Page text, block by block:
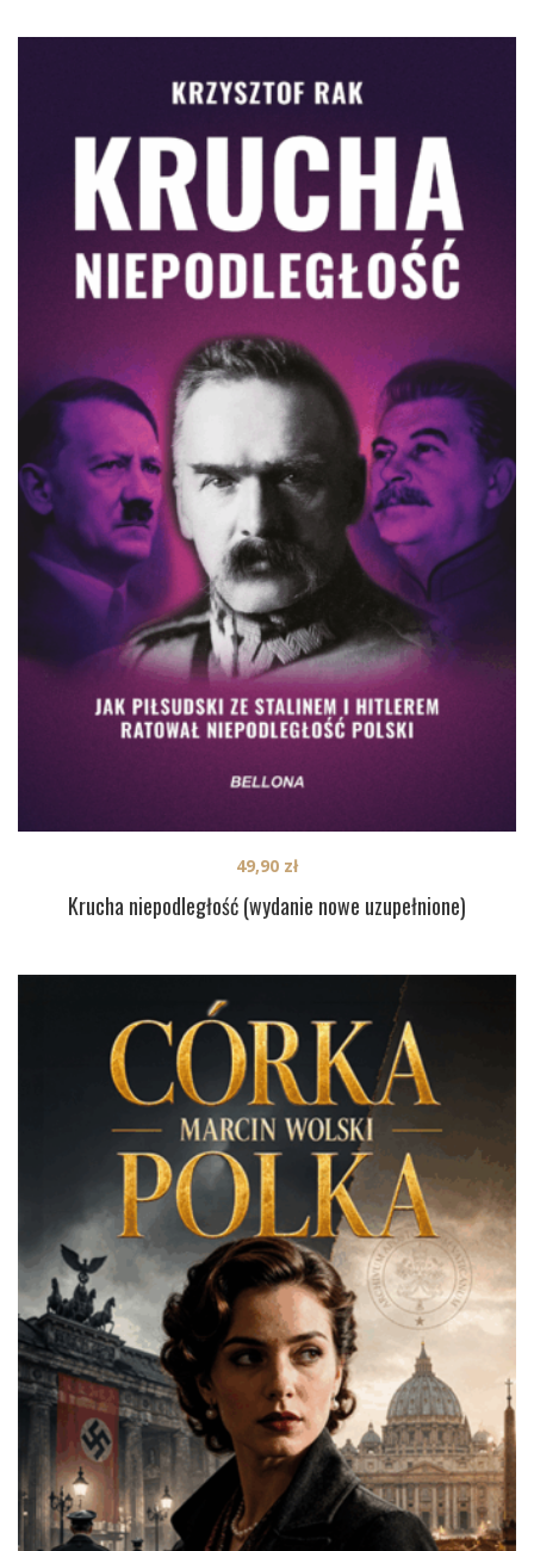
Krucha niepodległość (wydanie nowe uzupełnione)
49,90 zł